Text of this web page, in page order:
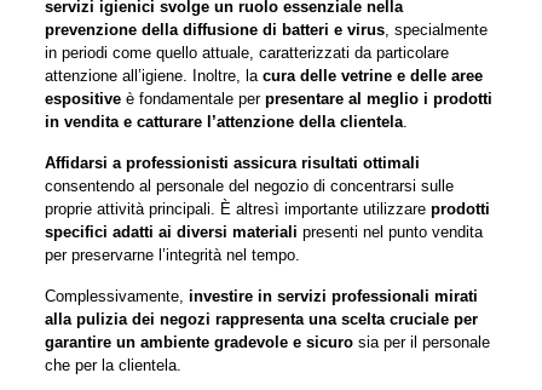
servizi igienici svolge un ruolo essenziale nella
prevenzione della diffusione di batteri e virus, specialmente
in periodi come quello attuale, caratterizzati da particolare
attenzione all’igiene. Inoltre, la cura delle vetrine e delle aree
espositiveè fondamentale per presentare al meglio i prodotti
in vendita e catturare l’attenzione della clientela.
Affidarsi a professionisti assicura risultati ottimali
consentendo al personale del negozio di concentrarsi sulle
proprie attività principali. È altresì importante utilizzare prodotti
specifici adatti ai diversi materiali presenti nel punto vendita
per preservarne l’integrità nel tempo.
Complessivamente, investire in servizi professionali mirati
alla pulizia dei negozi rappresenta una scelta cruciale per
garantire un ambiente gradevole e sicurosia per il personale
che per la clientela.